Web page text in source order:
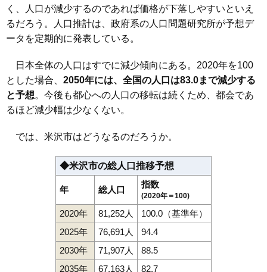
く、人口が減少するのであれば価格が下落しやすいといえ
るだろう。人口推計は、政府系の人口問題研究所が予想デ
ータを定期的に発表している。
日本全体の人口はすでに減少傾向にある。2020年を100
とした場合、 2050年には、全国の人口は83.0まで減少する
と予想。今後も都心への人口の移転は続くため、都会であ
るほど減少幅は少なくない。
では、米沢市はどうなるのだろうか。
◆米沢市の総人口推移予想
年 総人口
指数
(2020年＝100)
2020年 81,252人
100.0（基準年）
2025年
76,691人
94.4
2030年
71,907人
88.5
2035年
67,163人
82.7